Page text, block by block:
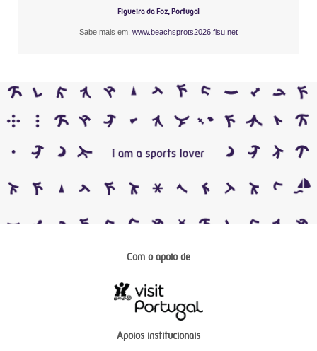
Figueira da Foz, Portugal
Sabe mais em: www.beachsprots2026.fisu.net
Com o apoio de
Apoios institucionais